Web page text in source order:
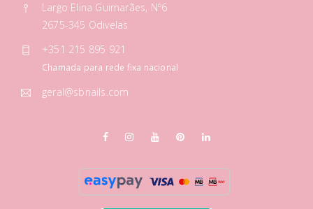
Largo Elina Guimarães, Nº6
2675-345 Odivelas
+351 215 895 921
Chamada para rede fixa nacional
geral@sbnails.com